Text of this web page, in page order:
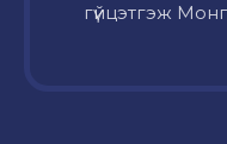
гүйцэтгэж